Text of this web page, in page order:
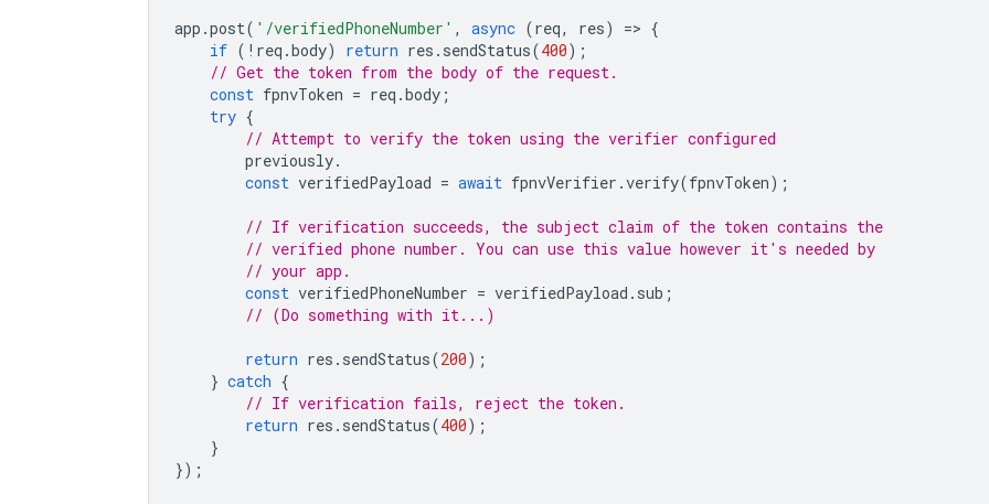
app .post( '/verifiedPhoneNumber' , async (req, res) => {
if ( ! req .body) return res . sendStatus(400);
// Get the token from the body of the request.
const fpnvToken = req .body ;
try {
// Attempt to verify the token using the verifier configured
previously.
const verifiedPayload = await fpnvVerifier .verify(fpnvToken);
// If verification succeeds, the subject claim of the token contains the
// verified phone number. You can use this value however it's needed by
// your app.
const verifiedPhoneNumber = verifiedPayload . sub ;
// (Do something with it...)
return res . sendStatus(200);
} catch {
// If verification fails, reject the token.
return res . sendStatus(400);
}
});